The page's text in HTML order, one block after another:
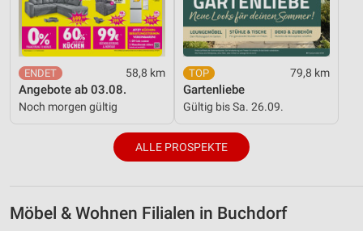
58,8 km
Angebote ab 03.08.
Noch morgen gültig
79,8 km
Gartenliebe
Gültig bis Sa. 26.09.
ALLE PROSPEKTE
Möbel & Wohnen Filialen in Buchdorf